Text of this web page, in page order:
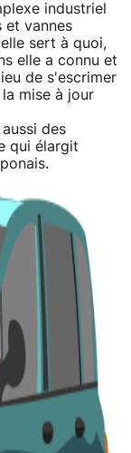
industriel
et vannes
sert à quoi,
elle a connu et
de s'escrimer
mise à jour
des
qui élargit